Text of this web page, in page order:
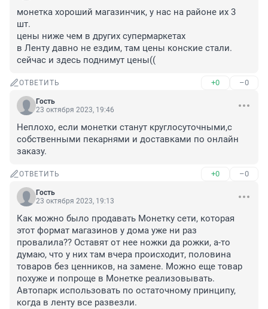
монетка хороший магазинчик, у нас на районе их 3
шт.
цены ниже чем в других супермаркетах
в Ленту давно не ездим, там цены конские стали.
сейчас и здесь поднимут цены((
ОТВЕТИТЬ +0 –0
Гость
23 октября 2023, 19:46
Неплохо, если монетки станут круглосуточными,с
собственными пекарнями и доставками по онлайн
заказу.
ОТВЕТИТЬ +0 –0
Гость
23 октября 2023, 19:13
Как можно было продавать Монетку сети, которая
этот формат магазинов у дома уже ни раз
провалила?? Оставят от нее ножки да рожки, а-то
думаю, что у них там вчера происходит, половина
товаров без ценников, на замене. Можно еще товар
похуже и попроще в Монетке реализовывать.
Автопарк использовать по остаточному принципу,
когда в ленту все развезли.